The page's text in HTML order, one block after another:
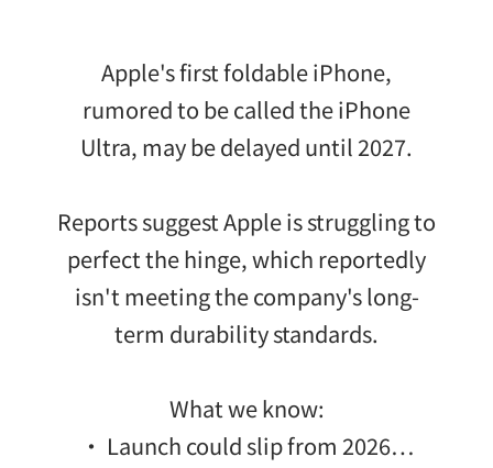
Apple's first foldable iPhone,
rumored to be called the iPhone
Ultra, may be delayed until 2027.
Reports suggest Apple is struggling to
perfect the hinge, which reportedly
isn't meeting the company's long-
term durability standards.
What we know:
• Launch could slip from 2026…